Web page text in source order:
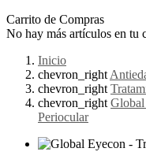
Carrito de Compras
No hay más artículos en tu
Inicio
chevron_right
chevron_right
chevron_right Global
Periocular